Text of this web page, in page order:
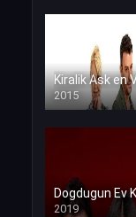
Kiralik Ask en
2015
Dogdugun Ev
2019